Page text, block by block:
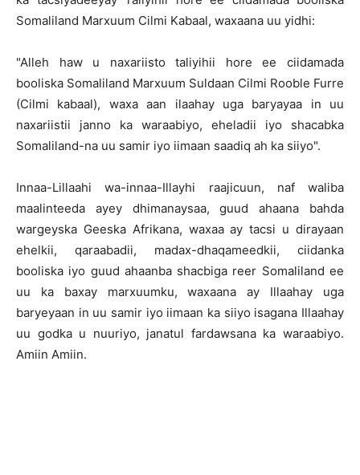
Somaliland Marxuum Cilmi Kabaal, waxaana uu yidhi:
"Alleh haw u naxariisto taliyihii hore ee ciidamada
booliska Somaliland Marxuum Suldaan Cilmi Rooble Furre
(Cilmi kabaal), waxa aan ilaahay uga baryayaa in uu
naxariistii janno ka waraabiyo, eheladii iyo shacabka
Somaliland-na uu samir iyo iimaan saadiq ah ka siiyo".
Innaa-Lillaahi wa-innaa-Illayhi raajicuun, naf waliba
maalinteeda ayey dhimanaysaa, guud ahaana bahda
wargeyska Geeska Afrikana, waxaa ay tacsi u dirayaan
ehelkii, qaraabadii, madax-dhaqameedkii, ciidanka
booliska iyo guud ahaanba shacbiga reer Somaliland ee
uu ka baxay marxuumku, waxaana ay Illaahay uga
baryeyaan in uu samir iyo iimaan ka siiyo isagana Illaahay
uu godka u nuuriyo, janatul fardawsana ka waraabiyo.
Amiin Amiin.